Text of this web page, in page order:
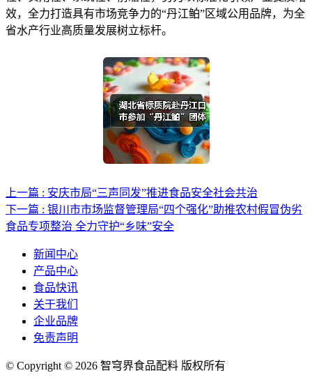
效，全力打造具有市场竞争力的“丹江鲌”区域公用品牌，为全
省水产行业高质量发展树立标杆。
上一篇 : 安庆市局“三声同发”推进食品安全社会共治
下一篇 : 银川市市场监督管理局“四个强化”助推农村假冒伪劣
食品专项整治 全力守护“乡味”安全
新闻中心
产品中心
食品快讯
关于我们
企业品牌
免责声明
© Copyright © 2026 智穹界食品配料 版权所有